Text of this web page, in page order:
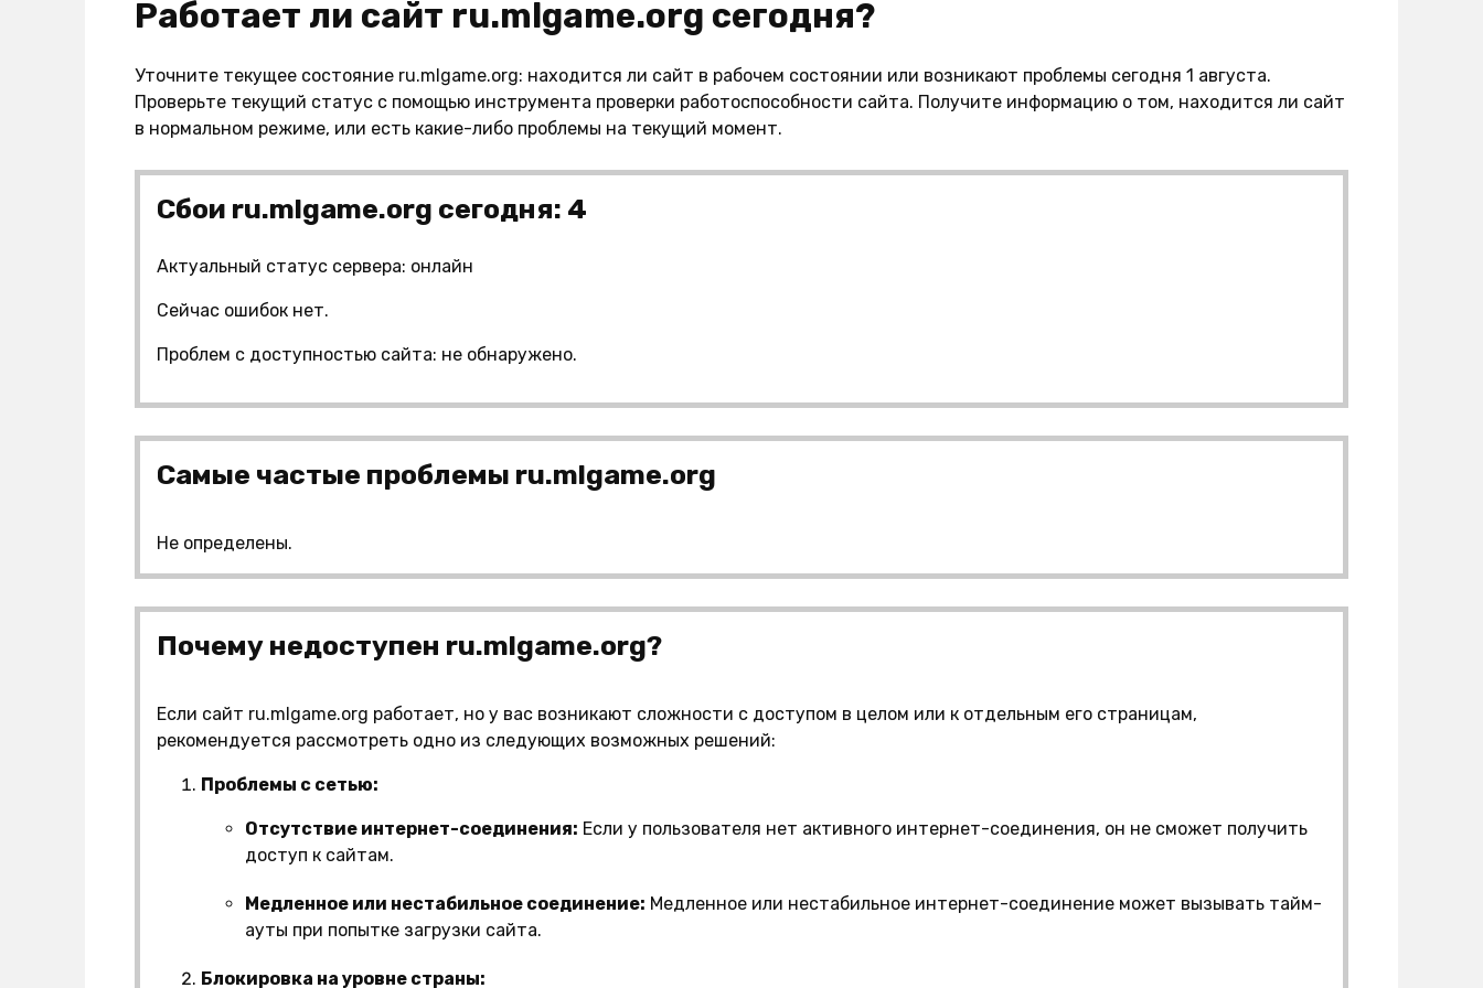
Работает ли сайт ru.mlgame.org сегодня?
Уточните текущее состояние ru.mlgame.org: находится ли сайт в рабочем состоянии или возникают проблемы сегодня 1 августа.
Проверьте текущий статус с помощью инструмента проверки работоспособности сайта. Получите информацию о том, находится ли сайт
в нормальном режиме, или есть какие-либо проблемы на текущий момент.
Сбои ru.mlgame.org сегодня: 4
Актуальный статус сервера: онлайн
Сейчас ошибок нет.
Проблем с доступностью сайта: не обнаружено.
Самые частые проблемы ru.mlgame.org
Не определены.
Почему недоступен ru.mlgame.org?
Если сайт ru.mlgame.org работает, но у вас возникают сложности с доступом в целом или к отдельным его страницам,
рекомендуется рассмотреть одно из следующих возможных решений:
Проблемы с сетью:
Отсутствие интернет-соединения: Если у пользователя нет активного интернет-соединения, он не сможет получить
доступ к сайтам.
Медленное или нестабильное соединение: Медленное или нестабильное интернет-соединение может вызывать тайм-
ауты при попытке загрузки сайта.
Блокировка на уровне страны: